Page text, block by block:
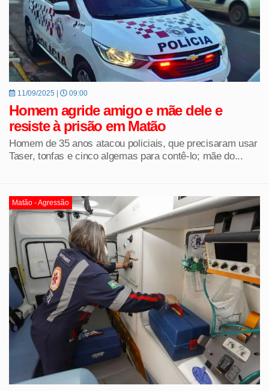
11/09/2025 | 09:00
Homem agride amigo e mãe dele e
resiste à prisão em Matão
Homem de 35 anos atacou policiais, que precisaram usar
Taser, tonfas e cinco algemas para contê-lo; mãe do...
Matão - Agressão